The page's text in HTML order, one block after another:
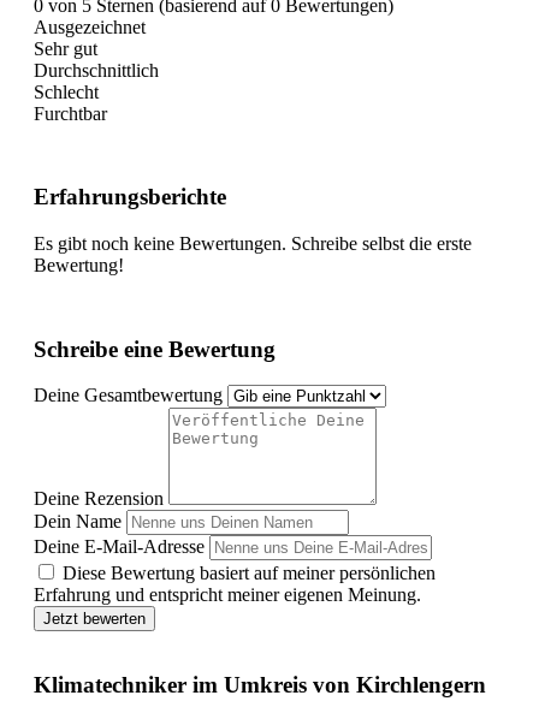
0 von 5 Sternen (basierend auf 0 Bewertungen)
Ausgezeichnet
Sehr gut
Durchschnittlich
Schlecht
Furchtbar
Erfahrungsberichte
Es gibt noch keine Bewertungen. Schreibe selbst die erste
Bewertung!
Schreibe eine Bewertung
Deine Gesamtbewertung
Deine Rezension
Dein Name
Deine E-Mail-Adresse
Diese Bewertung basiert auf meiner persönlichen
Erfahrung und entspricht meiner eigenen Meinung.
Jetzt bewerten
Klimatechniker im Umkreis von Kirchlengern